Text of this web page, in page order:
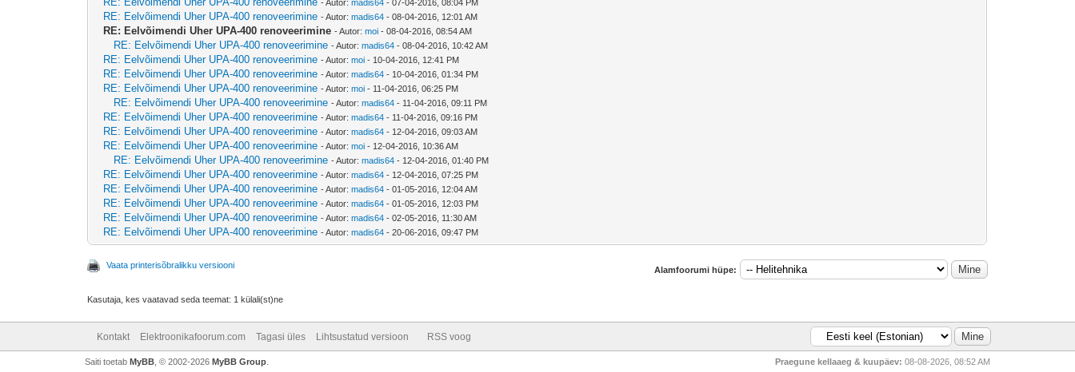
- Autor:madis64 - 07-04-2016, 08:04 PM
RE: Eelvõimendi Uher UPA-400 renoveerimine - Autor:madis64 - 08-04-2016, 12:01 AM
RE: Eelvõimendi Uher UPA-400 renoveerimine - Autor:moi - 08-04-2016, 08:54 AM
RE: Eelvõimendi Uher UPA-400 renoveerimine - Autor:madis64 - 08-04-2016, 10:42 AM
RE: Eelvõimendi Uher UPA-400 renoveerimine - Autor:moi - 10-04-2016, 12:41 PM
RE: Eelvõimendi Uher UPA-400 renoveerimine - Autor:madis64 - 10-04-2016, 01:34 PM
RE: Eelvõimendi Uher UPA-400 renoveerimine - Autor:moi - 11-04-2016, 06:25 PM
RE: Eelvõimendi Uher UPA-400 renoveerimine - Autor:madis64 - 11-04-2016, 09:11 PM
RE: Eelvõimendi Uher UPA-400 renoveerimine - Autor:madis64 - 11-04-2016, 09:16 PM
RE: Eelvõimendi Uher UPA-400 renoveerimine - Autor:madis64 - 12-04-2016, 09:03 AM
RE: Eelvõimendi Uher UPA-400 renoveerimine - Autor:moi - 12-04-2016, 10:36 AM
RE: Eelvõimendi Uher UPA-400 renoveerimine - Autor:madis64 - 12-04-2016, 01:40 PM
RE: Eelvõimendi Uher UPA-400 renoveerimine - Autor:madis64 - 12-04-2016, 07:25 PM
RE: Eelvõimendi Uher UPA-400 renoveerimine - Autor:madis64 - 01-05-2016, 12:04 AM
RE: Eelvõimendi Uher UPA-400 renoveerimine - Autor:madis64 - 01-05-2016, 12:03 PM
RE: Eelvõimendi Uher UPA-400 renoveerimine - Autor:madis64 - 02-05-2016, 11:30 AM
RE: Eelvõimendi Uher UPA-400 renoveerimine - Autor:madis64 - 20-06-2016, 09:47 PM
Vaata printerisõbralikku versiooni Alamfoorumi hüpe:
Kasutaja, kes vaatavad seda teemat: 1 külali(st)ne
Kontakt Elektroonikafoorum.com Tagasi üles Lihtsustatud versioon RSS voog
Praegune kellaaeg & kuupäev: 08-08-2026, 08:52 AM
Saiti toetab MyBB, © 2002-2026 MyBB Group.